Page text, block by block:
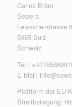
Carina Bräm
Sewera
Leisacherstrasse 6
5085 Sulz
Schweiz
Tel.:
E-Mail:
Plattform der EU-
Streitbeilegung: